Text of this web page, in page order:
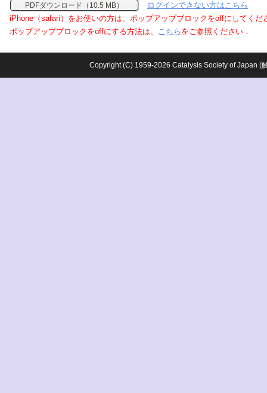
PDFダウンロード（10.5 MB）
ログインできない方はこちら
iPhone（safari）をお使いの方は、ポップアップブロックをoffにしてくだ
ポップアップブロックをoffにする方法は、 こちら をご参照ください．
Copyright (C) 1959-2026 Catalysis Society of Japan (